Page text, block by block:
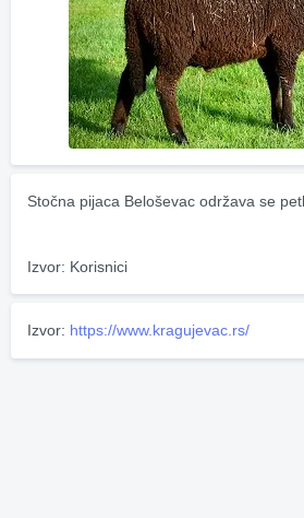
Stočna pijaca Beloševac održava se
Izvor: Korisnici
Izvor: https://www.kragujevac.rs/